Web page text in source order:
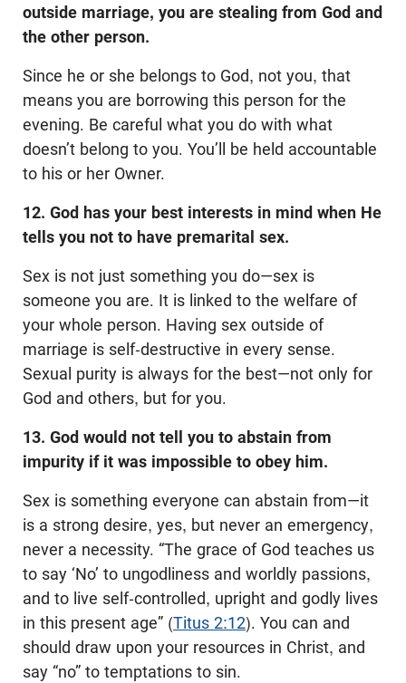
outside marriage, you are stealing from God and
the other person.
Since he or she belongs to God, not you, that
means you are borrowing this person for the
evening. Be careful what you do with what
doesn’t belong to you. You’ll be held accountable
to his or her Owner.
12. God has your best interests in mind when He
tells you not to have premarital sex.
Sex is not just something you do—sex is
someone you are. It is linked to the welfare of
your whole person. Having sex outside of
marriage is self-destructive in every sense.
Sexual purity is always for the best—not only for
God and others, but for you.
13. God would not tell you to abstain from
impurity if it was impossible to obey him.
Sex is something everyone can abstain from—it
is a strong desire, yes, but never an emergency,
never a necessity. “The grace of God teaches us
to say ‘No’ to ungodliness and worldly passions,
and to live self-controlled, upright and godly lives
in this present age” (Titus 2:12). You can and
should draw upon your resources in Christ, and
say “no” to temptations to sin.